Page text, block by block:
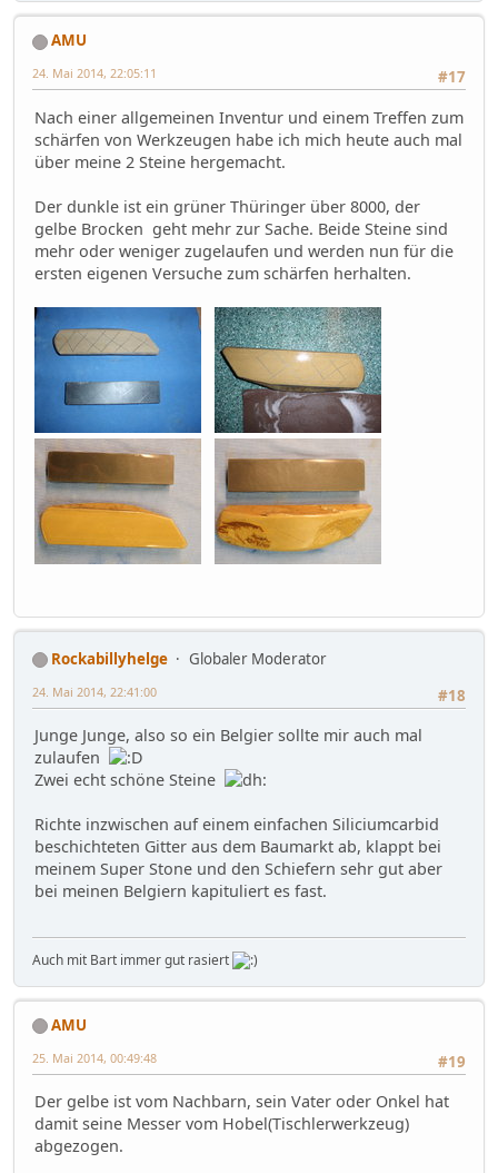
AMU
#17
24. Mai 2014, 22:05:11
Nach einer allgemeinen Inventur und einem Treffen zum
schärfen von Werkzeugen habe ich mich heute auch mal
über meine 2 Steine hergemacht.
Der dunkle ist ein grüner Thüringer über 8000, der
gelbe Brocken geht mehr zur Sache. Beide Steine sind
mehr oder weniger zugelaufen und werden nun für die
ersten eigenen Versuche zum schärfen herhalten.
Rockabillyhelge
Globaler Moderator
#18
24. Mai 2014, 22:41:00
Junge Junge, also so ein Belgier sollte mir auch mal
zulaufen
Zwei echt schöne Steine
Richte inzwischen auf einem einfachen Siliciumcarbid
beschichteten Gitter aus dem Baumarkt ab, klappt bei
meinem Super Stone und den Schiefern sehr gut aber
bei meinen Belgiern kapituliert es fast.
Auch mit Bart immer gut rasiert
AMU
#19
25. Mai 2014, 00:49:48
Der gelbe ist vom Nachbarn, sein Vater oder Onkel hat
damit seine Messer vom Hobel(Tischlerwerkzeug)
abgezogen.